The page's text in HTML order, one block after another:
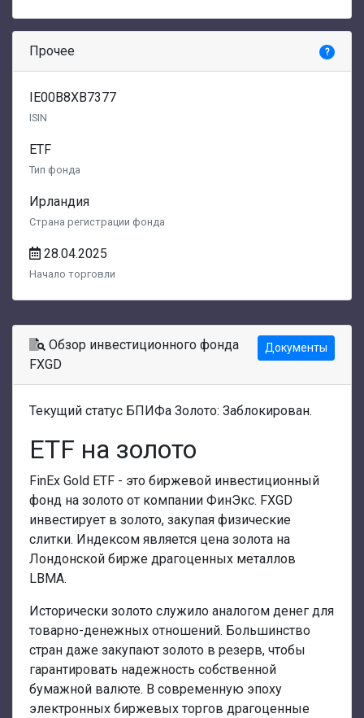
Прочее ?
IE00B8XB7377
ISIN
ETF
Тип фонда
Ирландия
Страна регистрации фонда
28.04.2025
Начало торговли
Обзор инвестиционного фонда
FXGD
Документы
Текущий статус БПИФа Золото: Заблокирован.
ETF на золото
FinEx Gold ETF - это биржевой инвестиционный
фонд на золото от компании ФинЭкс. FXGD
инвестирует в золото, закупая физические
слитки. Индексом является цена золота на
Лондонской бирже драгоценных металлов
LBMA.
Исторически золото служило аналогом денег для
товарно-денежных отношений. Большинство
стран даже закупают золото в резерв, чтобы
гарантировать надежность собственной
бумажной валюте. В современную эпоху
электронных биржевых торгов драгоценные